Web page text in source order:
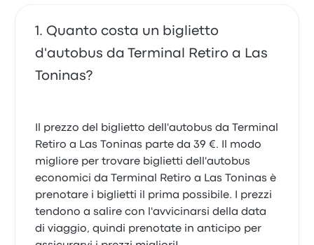
Quanto costa un biglietto
d'autobus da Terminal Retiro a Las
Toninas?
Il prezzo del biglietto dell'autobus da Terminal
Retiro a Las Toninas parte da 39 €. Il modo
migliore per trovare biglietti dell'autobus
economici da Terminal Retiro a Las Toninas è
prenotare i biglietti il prima possibile. I prezzi
tendono a salire con l'avvicinarsi della data
di viaggio, quindi prenotate in anticipo per